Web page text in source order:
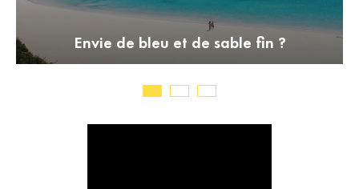
Envie de bleu et de sable fin ?